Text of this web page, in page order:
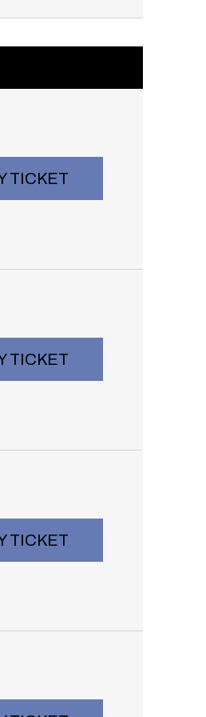
TICKET
TICKET
TICKET
time 19:30